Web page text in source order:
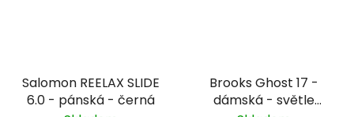
Salomon REELAX SLIDE
6.0 - pánská - černá
Brooks Ghost 17 -
dámská - světle